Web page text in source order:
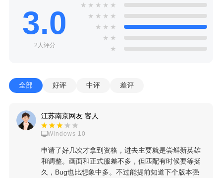
3.0
2人评分
★ ★ ★ ★ ★
★ ★ ★ ★
★ ★ ★
★ ★
★
全部 好评 中评 差评
江苏南京网友 客人
Windows 10
申请了好几次才拿到资格，进去主要就是尝鲜新英雄
和调整。画面和正式服差不多，但匹配有时候要等挺
久，Bug也比想象中多。不过能提前知道下个版本强